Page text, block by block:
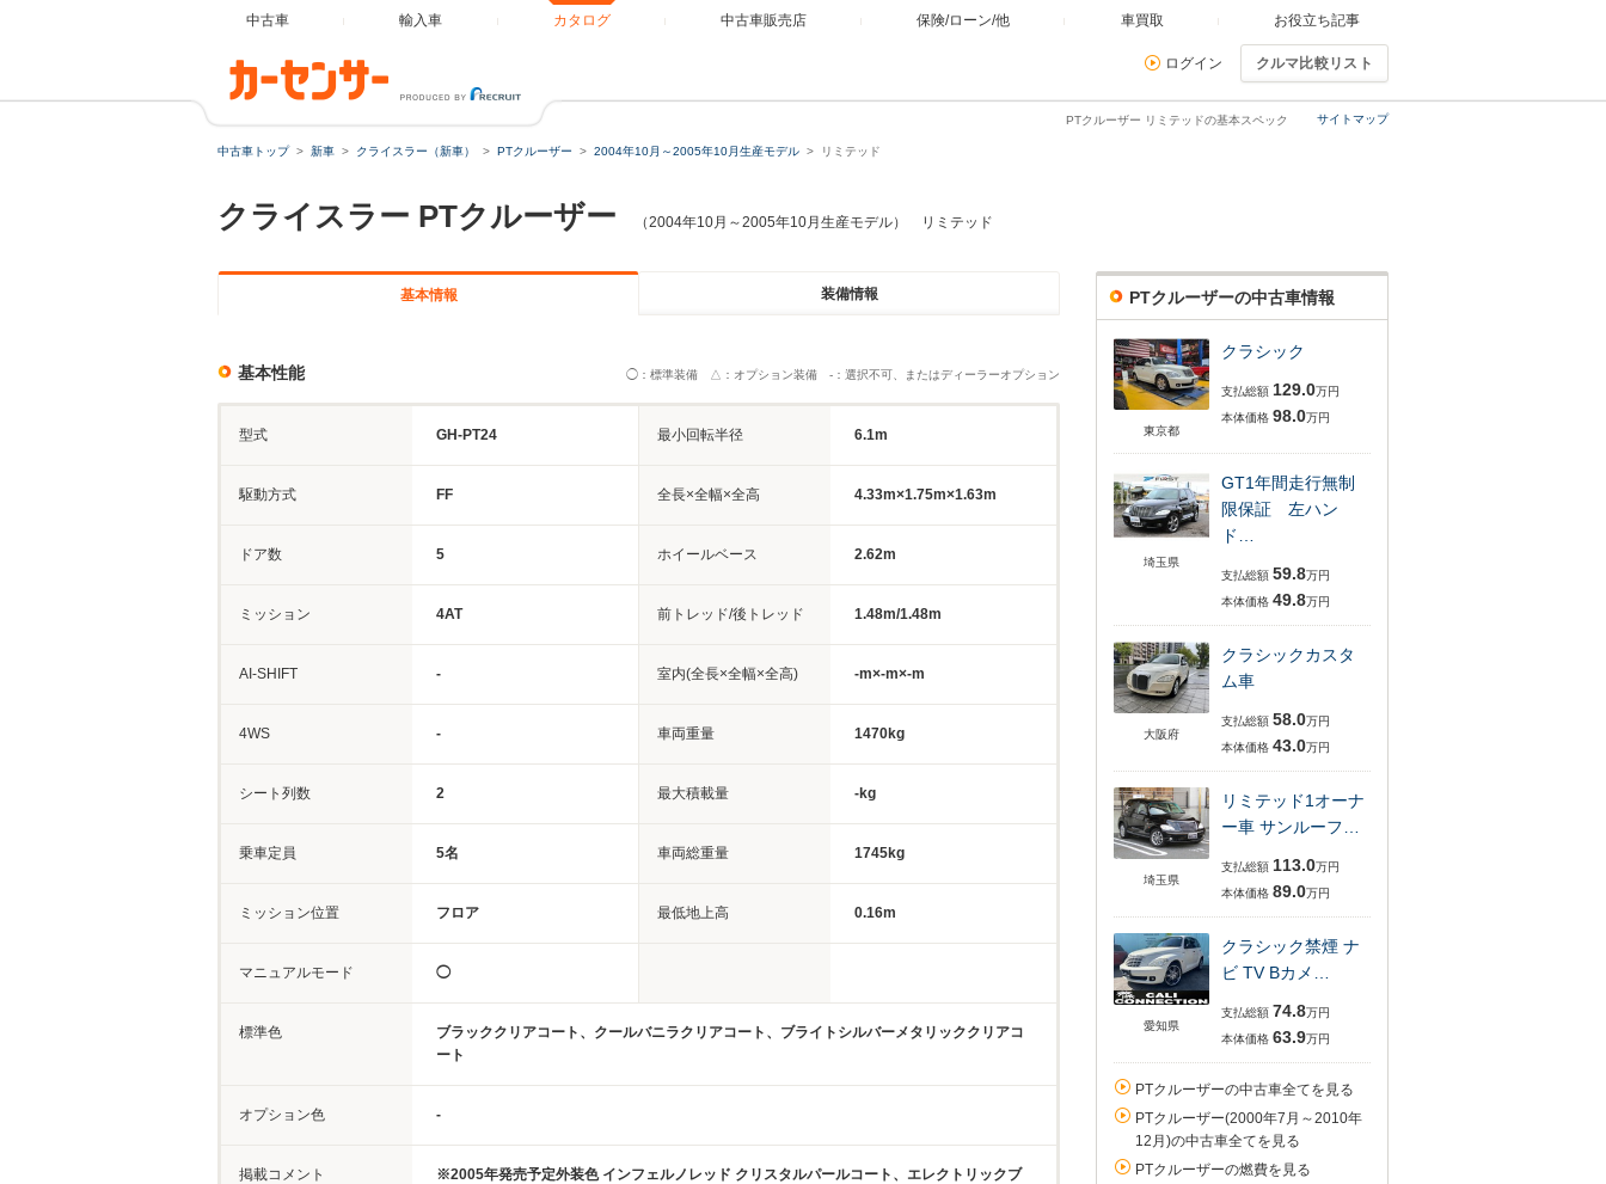
中古車 輸入車 カタログ 中古車販売店 保険/ローン/他 車買取 お役立ち記事
ログイン クルマ比較リスト
サイトマップ
PTクルーザー リミテッドの基本スペック
中古車トップ 新車 クライスラー（新車） PTクルーザー 2004年10月～2005年10月生産モデル リミテッド
クライスラー PTクルーザー （2004年10月～2005年10月生産モデル） リミテッド
基本情報 装備情報
基本性能 ◯：標準装備 △：オプション装備 -：選択不可、またはディーラーオプション
型式 GH-PT24 最小回転半径 6.1m
駆動方式 FF 全長×全幅×全高 4.33m×1.75m×1.63m
ドア数 5 ホイールベース 2.62m
ミッション 4AT 前トレッド/後トレッド 1.48m/1.48m
AI-SHIFT - 室内(全長×全幅×全高) -m×-m×-m
4WS - 車両重量 1470kg
シート列数 2 最大積載量 -kg
乗車定員 5名 車両総重量 1745kg
ミッション位置 フロア 最低地上高 0.16m
マニュアルモード ◯
標準色
ブラッククリアコート、クールバニラクリアコート、ブライトシルバーメタリッククリアコ
ート
オプション色 -
掲載コメント
※2005年発売予定外装色 インフェルノレッド クリスタルパールコート、エレクトリックブ
PTクルーザーの中古車情報
東京都
クラシック
支払総額 129.0万円
本体価格 98.0万円
埼玉県
GT1年間走行無制
限保証 左ハン
ド…
支払総額 59.8万円
本体価格 49.8万円
大阪府
クラシックカスタ
ム車
支払総額 58.0万円
本体価格 43.0万円
埼玉県
リミテッド1オーナ
ー車 サンルーフ…
支払総額 113.0万円
本体価格 89.0万円
愛知県
クラシック禁煙 ナ
ビ TV Bカメ…
支払総額 74.8万円
本体価格 63.9万円
PTクルーザーの中古車全てを見る
PTクルーザー(2000年7月～2010年
12月)の中古車全てを見る
PTクルーザーの燃費を見る